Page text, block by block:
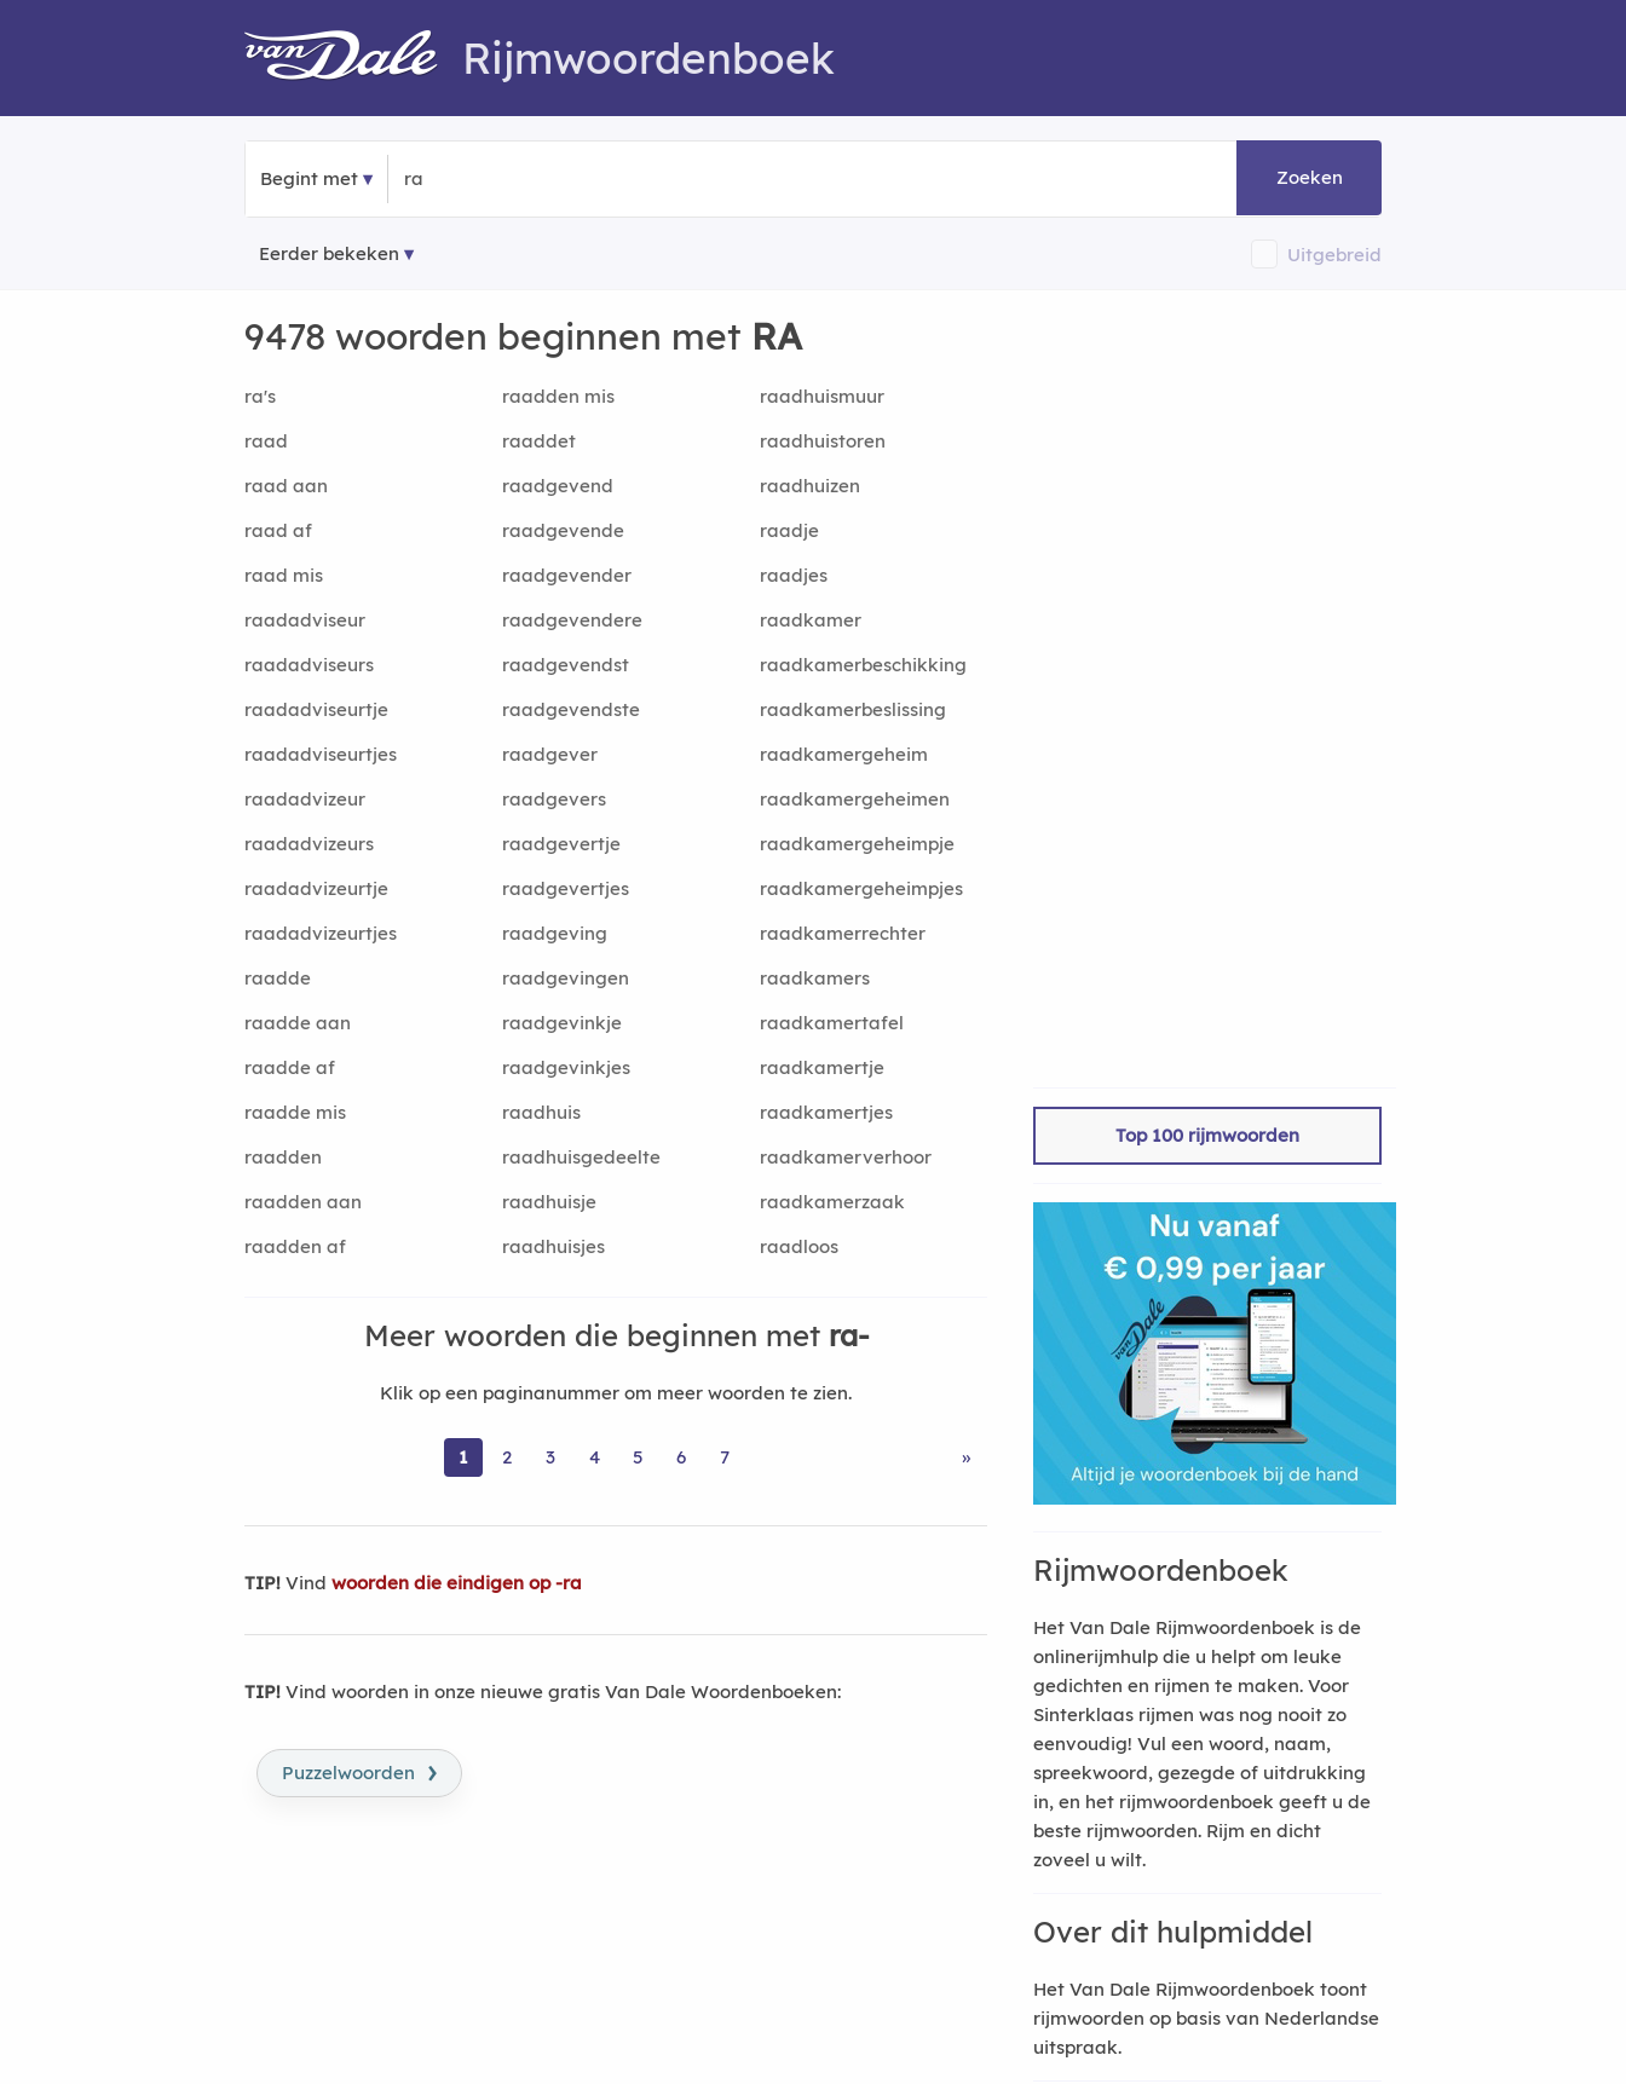
Rijmwoordenboek
Begint met Zoeken
Eerder bekeken Uitgebreid
9478 woorden beginnen met RA
ra's raadden mis
raadhuismuur
raad
raaddet
raadhuistoren
raad aan
raadgevend
raadhuizen
raad af
raadgevende
raadje
raad mis
raadgevender
raadjes
raadadviseur
raadgevendere
raadkamer
raadadviseurs
raadgevendst
raadkamerbeschikking
raadadviseurtje
raadgevendste
raadkamerbeslissing
raadadviseurtjes
raadgever
raadkamergeheim
raadadvizeur
raadgevers
raadkamergeheimen
raadadvizeurs
raadgevertje
raadkamergeheimpje
raadadvizeurtje
raadgevertjes
raadkamergeheimpjes
raadadvizeurtjes
raadgeving
raadkamerrechter
raadde
raadgevingen
raadkamers
raadde aan
raadgevinkje
raadkamertafel
raadde af
raadgevinkjes
raadkamertje
raadde mis
raadhuis
raadkamertjes
raadden
raadhuisgedeelte
raadkamerverhoor
raadden aan
raadhuisje
raadkamerzaak
raadden af
raadhuisjes raadloos
Meer woorden die beginnen met ra-
Klik op een paginanummer om meer woorden te zien.
1 2 3 4 5 6 7 »
TIP! Vind woorden die eindigen op -ra
TIP! Vind woorden in onze nieuwe gratis Van Dale Woordenboeken:
Puzzelwoorden ›
Top 100 rijmwoorden
Rijmwoordenboek
Het Van Dale Rijmwoordenboek is de
onlinerijmhulp die u helpt om leuke
gedichten en rijmen te maken. Voor
Sinterklaas rijmen was nog nooit zo
eenvoudig! Vul een woord, naam,
spreekwoord, gezegde of uitdrukking
in, en het rijmwoordenboek geeft u de
beste rijmwoorden. Rijm en dicht
zoveel u wilt.
Over dit hulpmiddel
Het Van Dale Rijmwoordenboek toont
rijmwoorden op basis van Nederlandse
uitspraak.